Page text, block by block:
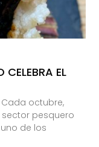
EL
octubre,
pesquero
de los